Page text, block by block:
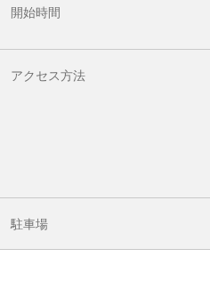
開始時間
アクセス方法
駐車場